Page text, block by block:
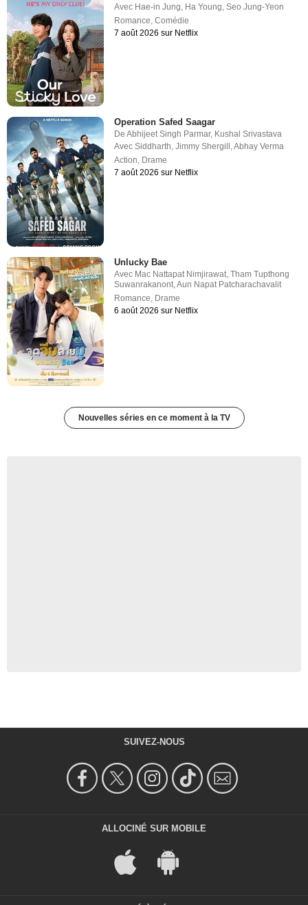
Avec Hae-in Jung, Ha Young,Seo Jung-Yeon
Romance,Comédie
7 août 2026 sur Netflix
Operation Safed Saagar
DeAbhijeet Singh Parmar, Kushal Srivastava
AvecSiddharth,Jimmy Shergill ,Abhay Verma
Action, Drame
7 août 2026 sur Netflix
Unlucky Bae
Avec Mac Nattapat Nimjirawat ,Tham Tupthong
Suwanrakanont ,Aun Napat Patcharachavalit
Romance Drame
6 août 2026 sur Netflix
Nouvelles séries en ce moment à la TV
SUIVEZ-NOUS
ALLOCINÉ SUR MOBILE